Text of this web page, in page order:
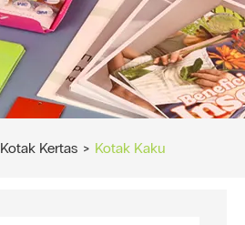
Kotak Kertas Kotak Kaku